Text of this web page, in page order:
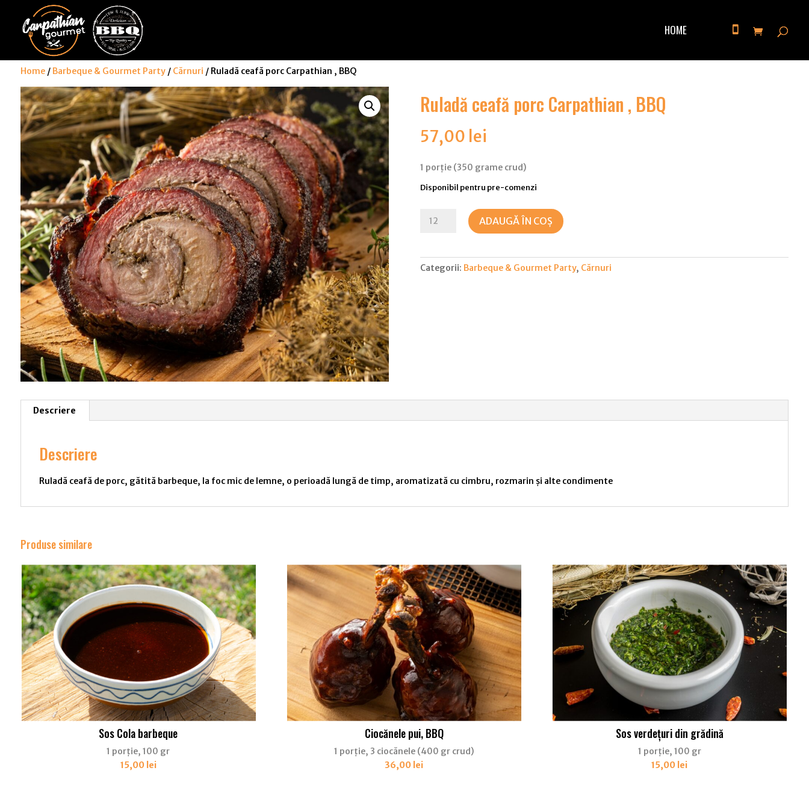
HOME
Home/ Barbeque & Gourmet Party/ Cărnuri / Ruladă ceafă porc Carpathian , BBQ
Ruladă ceafă porc Carpathian , BBQ
57,00 lei
1 porție (350 grame crud)
Disponibil pentru pre-comenzi
Cantitate
porc
Carpathian
ADAUGĂ ÎN COȘ
Categorii: Barbeque & Gourmet Party, Cărnuri
Descriere
Descriere
Ruladă ceafă de porc, gătită barbeque, la foc mic de lemne, o perioadă lungă de timp, aromatizată cu cimbru, rozmarin și alte condimente
Produse similare
Sos Cola barbeque
1 porție, 100 gr
15,00 lei
Ciocănele pui, BBQ
1 porție, 3 ciocănele (400 gr crud)
36,00 lei
Sos verdețuri din grădină
1 porție, 100 gr
15,00 lei